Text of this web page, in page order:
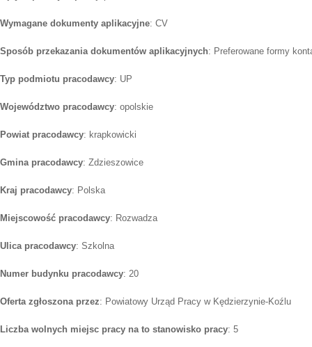
Wymagane dokumenty aplikacyjne: CV
Sposób przekazania dokumentów aplikacyjnych: Preferowane formy
Typ podmiotu pracodawcy: UP
Województwo pracodawcy: opolskie
Powiat pracodawcy: krapkowicki
Gmina pracodawcy: Zdzieszowice
Kraj pracodawcy: Polska
Miejscowość pracodawcy: Rozwadza
Ulica pracodawcy: Szkolna
Numer budynku pracodawcy: 20
Oferta zgłoszona przez: Powiatowy Urząd Pracy w Kędzierzynie-Koźlu
Liczba wolnych miejsc pracy na to stanowisko pracy: 5